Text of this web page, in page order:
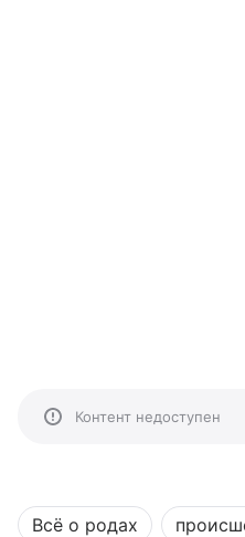
Контент недоступен
Всё о родах